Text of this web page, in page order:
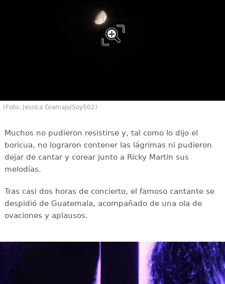
(Foto: Jessica Gramajo/Soy502)
Muchos no pudieron resistirse y, tal como lo dijo el
boricua, no lograron contener las lágrimas ni pudieron
dejar de cantar y corear junto a Ricky Martin sus
melodías.
Tras casi dos horas de concierto, el famoso cantante se
despidió de Guatemala, acompañado de una ola de
ovaciones y aplausos.